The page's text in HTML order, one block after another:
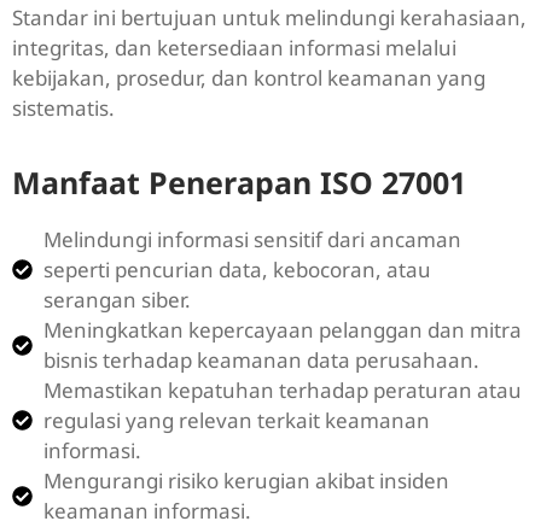
Standar ini bertujuan untuk melindungi kerahasiaan,
integritas, dan ketersediaan informasi melalui
kebijakan, prosedur, dan kontrol keamanan yang
sistematis.
Manfaat Penerapan ISO 27001
Melindungi informasi sensitif dari ancaman
seperti pencurian data, kebocoran, atau
serangan siber.
Meningkatkan kepercayaan pelanggan dan mitra
bisnis terhadap keamanan data perusahaan.
Memastikan kepatuhan terhadap peraturan atau
regulasi yang relevan terkait keamanan
informasi.
Mengurangi risiko kerugian akibat insiden
keamanan informasi.